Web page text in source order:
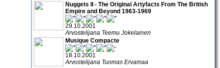
Nuggets II - The Original Artyfacts From The British
Empire and Beyond 1963-1969
29.10.2001
Arvostelijana Teemu Jokelainen
Musique Compacte
18.10.2001
Arvostelijana Tuomas Ervamaa